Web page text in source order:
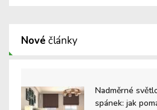
Nové články
Nadměrné
spánek: jak